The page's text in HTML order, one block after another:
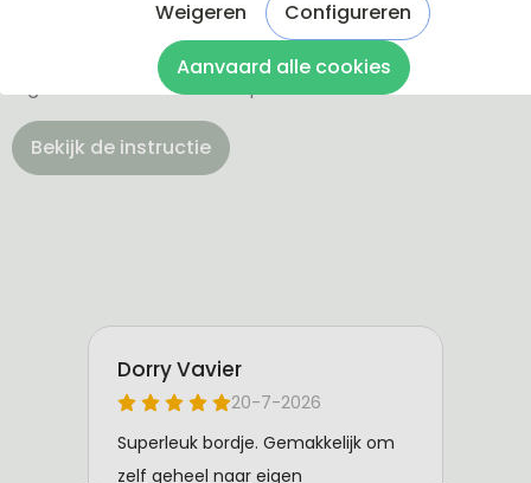
ontwerptool. Hierdoor weet u precies hoe u zelf uw
naambordje helemaal kunt aanpassen en naar uw
eigen smaak kunt ontwerpen.
Bekijk de instructie
Weigeren
Configureren
Aanvaard alle cookies